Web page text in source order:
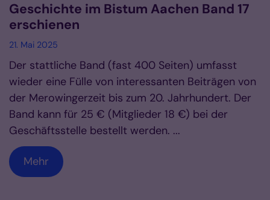
Geschichte im Bistum Aachen Band 17
erschienen
21. Mai 2025
Der stattliche Band (fast 400 Seiten) umfasst
wieder eine Fülle von interessanten Beiträgen von
der Merowingerzeit bis zum 20. Jahrhundert. Der
Band kann für 25 € (Mitglieder 18 €) bei der
Geschäftsstelle bestellt werden. ...
Mehr